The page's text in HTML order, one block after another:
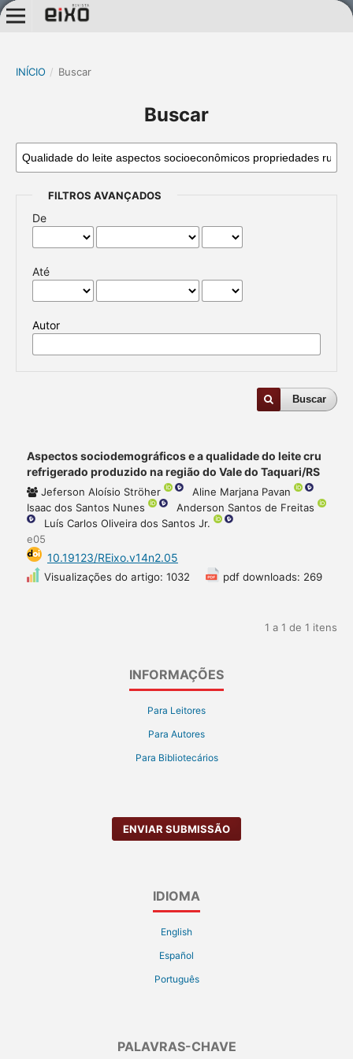
INÍCIO / Buscar
Buscar
FILTROS AVANÇADOS
De
Até
Autor
Buscar
Aspectos sociodemográficos e a qualidade do leite cru
refrigerado produzido na região do Vale do Taquari/RS
Jeferson Aloísio Ströher
Aline Marjana Pavan
Isaac dos Santos Nunes
Anderson Santos de Freitas
Luís Carlos Oliveira dos Santos Jr.
e05
10.19123/REixo.v14n2.05
Visualizações do artigo: 1032 pdf downloads: 269
1 a 1 de 1 itens
INFORMAÇÕES
Para Leitores
Para Autores
Para Bibliotecários
ENVIAR SUBMISSÃO
IDIOMA
English
Español
Português
PALAVRAS-CHAVE